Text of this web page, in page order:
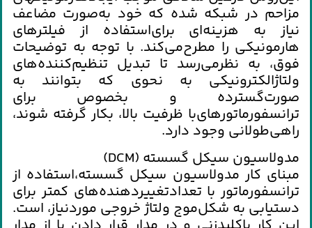
مزاحم‌ در شبكه‌ شده‌ كه‌ خود به‌صورت‌ مضاعف‌
نياز به‌ هزينه‌اي‌ براي‌استفاده‌ از فيلترهاي‌
هارمونيكي‌ را مطرح‌مي‌كند. با توجه‌ به‌ توضيحات‌
فوق‌، به‌ نظرمي‌رسد تا تبديل‌ تنظيم‌كننده‌هاي‌
ولتاژالكترونيكي‌ به‌ نحوي‌ كه‌ بتوانند به‌
صورت‌گسترده‌ و بخصوص‌ براي‌
ترانسفورماتورهاي‌با ظرفيت‌ بالا، بكار گرفته‌ شوند،
راهي‌طولاني‌ وجود دارد.
مدولاسيون‌ سيكل‌ گسسته‌ (DCM)
مبناي‌ كار مدولاسيون‌ سيكل‌ گسسته‌،استفاده‌ از
ترانسفورماتور با تعدادتغييردهنده‌هاي‌ كمتر براي‌
دستيابي‌ به‌ شكل‌موج‌ ولتاژ خروجي‌ موردنياز، است‌.